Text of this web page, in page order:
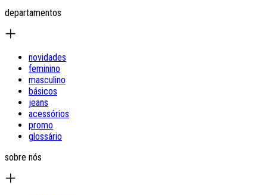
departamentos
novidades
feminino
masculino
básicos
jeans
acessórios
promo
glossário
sobre nós